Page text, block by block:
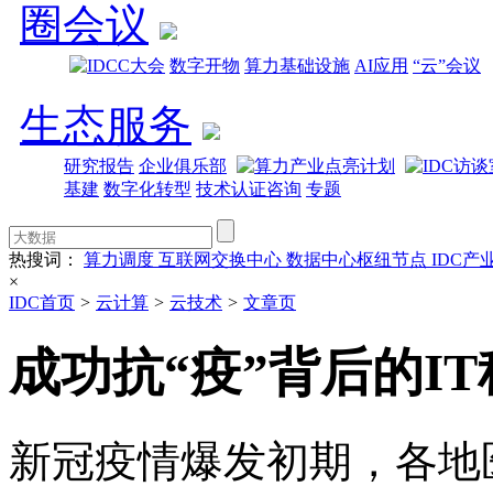
圈会议
数字开物 算力基础设施 AI应用 “云”会议
生态服务
研究报告 企业俱乐部
基建 数字化转型 技术认证咨询 专题
热搜词： 算力调度 互联网交换中心 数据中心枢纽节点 IDC产
×
IDC首页 > 云计算 > 云技术 > 文章页
成功抗“疫”背后的IT
新冠疫情爆发初期，各